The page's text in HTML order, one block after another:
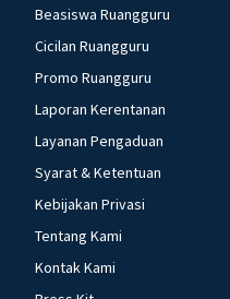
Beasiswa Ruangguru
Cicilan Ruangguru
Promo Ruangguru
Laporan Kerentanan
Layanan Pengaduan
Syarat & Ketentuan
Kebijakan Privasi
Tentang Kami
Kontak Kami